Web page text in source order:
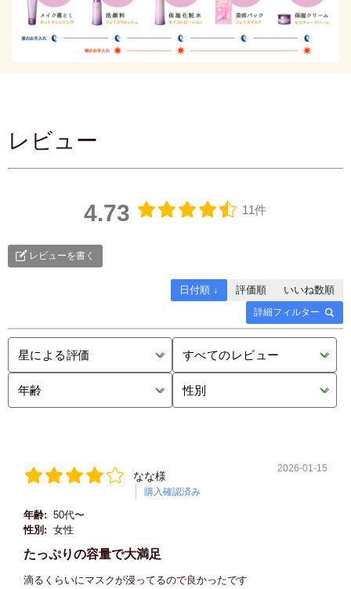
ご使用後はしっかりとフタを閉めてください。
レビュー
4.73 11件
レビューを書く
詳細フィルター
日付順 ↓ 評価順 いいね数順
なな様
購入確認済み
2026-01-15
年齢: 50代〜
性別: 女性
たっぷりの容量で大満足
滴るくらいにマスクが浸ってるので良かったです